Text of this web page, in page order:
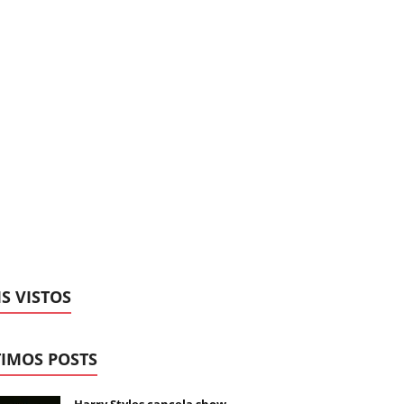
VISTOS
POSTS